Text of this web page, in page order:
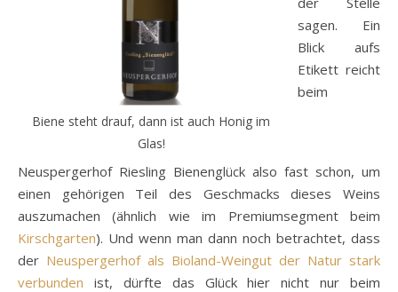
Biene steht drauf, dann ist auch Honig im
Glas!
sagen. Ein
Blick aufs
Etikett reicht
beim
Neuspergerhof Riesling Bienenglück also fast schon, um
einen gehörigen Teil des Geschmacks dieses Weins
auszumachen (ähnlich wie im Premiumsegment beim
Kirschgarten). Und wenn man dann noch betrachtet, dass
der Neuspergerhof als Bioland-Weingut der Natur stark
verbunden ist, dürfte das Glück hier nicht nur beim